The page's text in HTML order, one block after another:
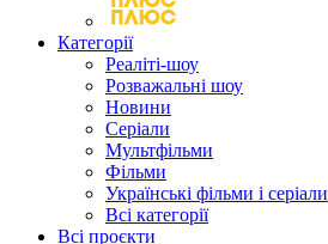
Категорії
Реаліті-шоу
Розважальні шоу
Новини
Серіали
Мультфільми
Фільми
Українські фільми і серіали
Всі категорії
Всі проєкти